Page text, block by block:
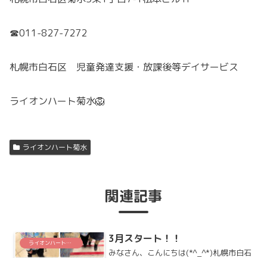
☎011-827-7272
札幌市白石区 児童発達支援・放課後等デイサービス
ライオンハート菊水🦁
ライオンハート菊水
関連記事
ライオンハート菊水 3月スタート！！
みなさん、こんにちは(*^_^*)札幌市白石